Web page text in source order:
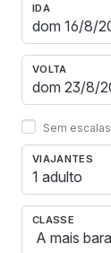
IDA
VOLTA
Sem escalas
VIAJANTES
1 adulto
CLASSE